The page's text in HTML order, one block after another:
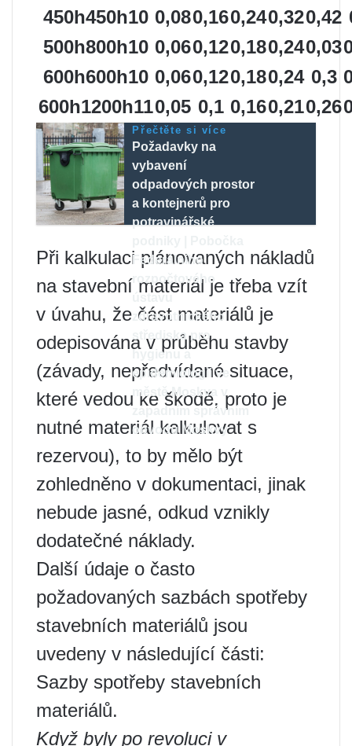
450h450h10 0,080,160,240,320,42
500h800h10 0,060,120,180,240,03
600h600h10 0,060,120,180,24 0,3
600h1200h110,05 0,1 0,160,210,26
Přečtěte si více
Požadavky na
vybavení
odpadových prostor
a kontejnerů pro
potravinářské
Federálního
rozpočtového
zdravotnického
střediska pro
hygienu a
epidemiologii ve
městě Moskva v
západním správním
obvodu Moskvy
Při kalkulaci plánovaných nákladů
na stavební materiál je třeba vzít
v úvahu, že část materiálů je
odepisována v průběhu stavby
(závady, nepředvídané situace,
které vedou ke škodě, proto je
nutné materiál kalkulovat s
rezervou), to by mělo být
zohledněno v dokumentaci, jinak
nebude jasné, odkud vznikly
dodatečné náklady.
Další údaje o často
požadovaných sazbách spotřeby
stavebních materiálů jsou
uvedeny v následující části:
Sazby spotřeby stavebních
materiálů.
Když byly po revoluci v